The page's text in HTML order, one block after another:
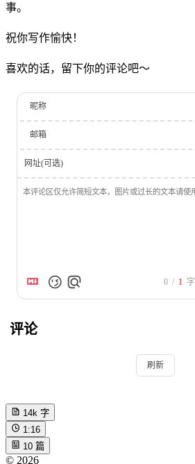
事。
祝你写作愉快！
喜欢的话，留下你的评论吧～
昵称
邮箱
网址(可选)
0 / 1 字
评论
刷新
14k 字
1:16
10 篇
© 2026